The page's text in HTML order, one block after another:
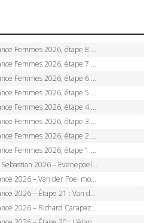
8 – Demi Vollering gagne à Nice, reprend le jaune, Niewiadoma à 8 secondes
7 – Kasia Niewiadoma gagne le Ventoux, maillot jaune, Reusser et Vollering piégées
étape 6 – Kim Le Court-Pienaar gagne à Tournon, Reusser en jaune
5 – Demi Vollering gagne à Belleville, Reusser en jaune, Ferrand-Prévot coule
étape 4 – Marlen Reusser écrase le chrono, Ferrand-Prévot en crise
étape 3 – Sigrid Haugset en solitaire, 88 km d’échappée, maillot jaune
2 – Lorena Wiebes doublé à Genève, Markus héroïque, 7e record
1 – Lorena Wiebes intouchable à Lausanne, premier maillot jaune
– Evenepoel recordman, 4e victoire, Carapaz battu au sprint
Poel monumental à Paris, Pogacar égale le record des cinq sacres
der Poel, Pogacar, qui succédera à Wout van Aert sur les Champs-Elysées ?
Carapaz roi des Alpes, doublé et maillot à pois, Seixas perd le podium